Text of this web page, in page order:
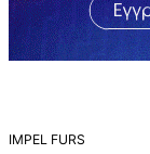
IMPEL FURS